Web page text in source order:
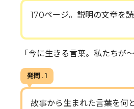
170ページ。説明の文章を読
「今に生きる言葉。私たちが
発問 . 1
故事から生まれた言葉を何